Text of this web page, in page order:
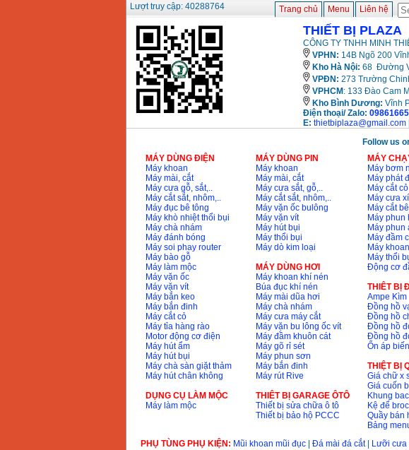
Máy khoan Bosch đa
năng GBH 2-26DRE
(800W)
Giá:3980000
Máy cưa xích chạy
xăng Stihl MS661
Giá:29900000
Máy cắt góc đa năng
Makita LS1019L
Giá:14068000VND
Bộ máy khoan 100
chi tiết Bosch GSB
13RE (650W)
Giá:2200000
Máy khoan Bosch
GSB 16RE (750W)
Giá:1850000
Động cơ xăng Honda
GX160 (5.5HP)
Giá
Máy mài 100mm
Makita 9553B (710W)
Lượt truy cập: 40288764 Trang chủ Menu Liên hệ
THIẾT BỊ PLAZA
CÔNG TY TNHH MINH
VPHN: 14B Ngõ 200
Kho Hà Nội: 68 Đường
VPĐN: 273 Trường
VPHCM : 133 Đào Cam
Kho Bình Dương: Vĩnh
Điện thoại/ Zalo:
E: thietbiplaza@gmail.com|
Follow us
MÁY DÙNG ĐIỆN
Máy khoan
Máy mài, cắt
Máy cưa gỗ, sắt,..
Máy cắt sắt, nhôm,..
Máy đục bê tông
Máy khò nhiệt thổi bụi
Máy chà nhám
Máy đánh bóng
Máy soi phay router
Máy bào gỗ
Máy làm mộc
Máy vặn ốc
Máy vặn vít
Máy bắn keo
Máy bắn đinh
Máy cắt cỏ
Máy tỉa hàng rào
Motor động cơ điện
Máy hút ẩm
Máy hút bụi
Máy chà sàn giặt thảm
Máy hút chân không
DỤNG CỤ LÀM MỘC
Máy làm mộc
MÁY DÙNG PIN
Máy khoan
Máy mài, cắt
Máy cưa sắt, gỗ,..
Máy cắt sắt, nhôm,..
Máy vặn ốc bulông
Máy vặn vít
Máy hút bụi
Máy thổi bụi
Máy dò kim loại
MÁY DÙNG HƠI
Máy khoan khí nén
Búa đục khí nén
Máy mài dũa hơi
Máy chà nhám
Máy cưa máy cắt
Máy vặn bu lông ốc vít
Máy đầm khuôn cát
Máy gõ rỉ sét
Máy phun sơn
Máy bắn đinh
Máy rút Rive
THIÊT BỊ GARAGE ÔTÔ
Thiết bị sửa chữa ô tô
Thiết bị bảo hộ PCCC
MÁY
Máy bơm
Máy phát
Máy cắt cỏ
Máy cưa
Máy cắt
Máy phun
Máy phun
Máy đầm
Máy
Máy thổi
Động cơ
THIÊT BỊ
Ampe Kìm
Đồng hồ
Đồng hồ
Đồng hồ
Đồng hồ
Ổn áp
THIỆT BỊ
Giá chữ x
Giá cuốn
Khung
Kệ để
Quầy bán
Bảng
PHỤ TÙNG PHỤ KIỆN: Mũi khoan mũi đục| Đá mài đá cắt| Lưỡi cưa